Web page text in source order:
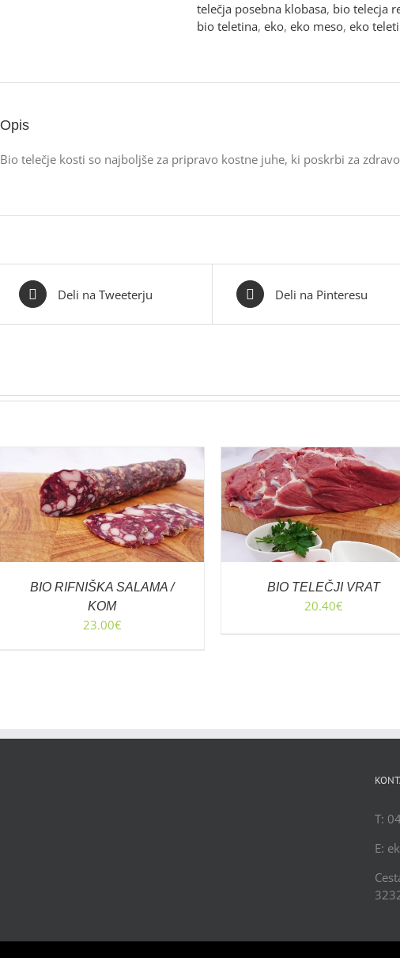
telečja posebna klobasa, bio telecja
bio teletina, eko, eko meso, eko
Opis
Bio telečje kosti so najboljše za pripravo kostne juhe, ki poskrbi za
Deli na Tweeterju Deli na Pinteresu
BIO RIFNIŠKA SALAMA /
KOM
23.00€
DODAJ V KOŠARICO
/
PODROBNOSTI
BIO TELEČJI VRAT
20.40€
DODAJ V KOŠARICO
PODROBNOSTI
T:
E: